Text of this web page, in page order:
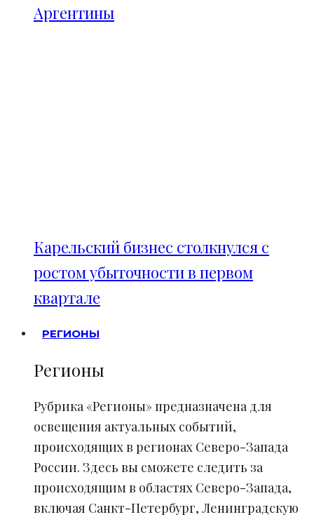
Аргентины
Карельский бизнес столкнулся с
ростом убыточности в первом
квартале
РЕГИОНЫ
Регионы
Рубрика «Регионы» предназначена для
освещения актуальных событий,
происходящих в регионах Северо-Запада
России. Здесь вы сможете следить за
происходящим в областях Северо-Запада,
включая Санкт-Петербург, Ленинградскую